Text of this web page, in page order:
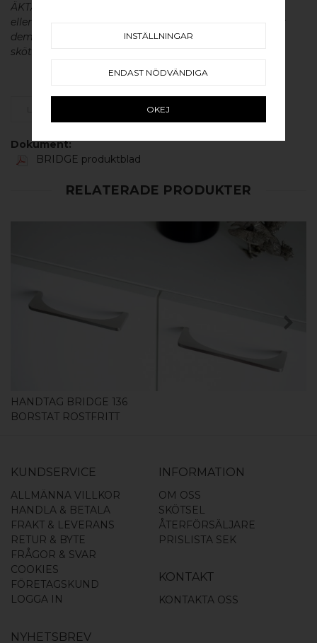
ÄKTA massiv mässing, koppar, rostfritt stål
eller aluminium utan metallisk ytbehandling, vilket ger
dem en väldigt lång livslängd och vacker patina. För
skötsel av våra produkter läs mer
Dokument:
BRIDGE produktblad
RELATERADE PRODUKTER
HANDTAG BRIDGE 136
BORSTAT ROSTFRITT
KUNDSERVICE
ALLMÄNNA VILLKOR
HANDLA & BETALA
FRAKT & LEVERANS
RETUR & BYTE
FRÅGOR & SVAR
COOKIES
FÖRETAGSKUND
LOGGA IN
INFORMATION
OM OSS
SKÖTSEL
ÅTERFÖRSÄLJARE
PRISLISTA SEK
KONTAKT
KONTAKTA OSS
NYHETSBREV
INSTÄLLNINGAR
ENDAST NÖDVÄNDIGA
OKEJ